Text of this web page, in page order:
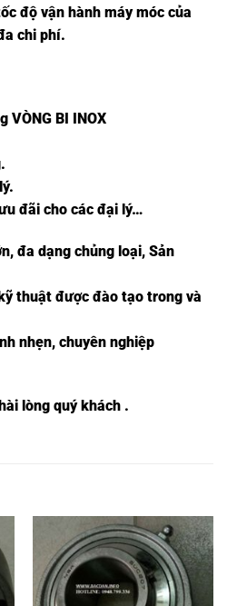
độ vận hành máy móc của
chi phí.
VÒNG BI INOX
đãi cho các đại lý…
đa dạng chủng loại, Sản
thuật được đào tạo trong và
nhẹn, chuyên nghiệp
lòng quý khách .